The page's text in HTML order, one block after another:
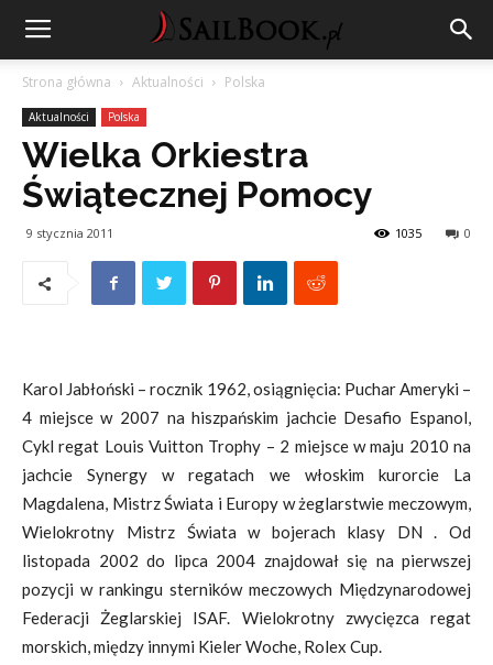
Strona główna Aktualności Polska
Aktualności Polska
Wielka Orkiestra
Świątecznej Pomocy
9 stycznia 2011 0
1035
Karol Jabłoński – rocznik 1962, osiągnięcia: Puchar Ameryki –
4 miejsce w 2007 na hiszpańskim jachcie Desafio Espanol,
Cykl regat Louis Vuitton Trophy – 2 miejsce w maju 2010 na
jachcie Synergy w regatach we włoskim kurorcie La
Magdalena, Mistrz Świata i Europy w żeglarstwie meczowym,
Wielokrotny Mistrz Świata w bojerach klasy DN . Od
listopada 2002 do lipca 2004 znajdował się na pierwszej
pozycji w rankingu sterników meczowych Międzynarodowej
Federacji Żeglarskiej ISAF. Wielokrotny zwycięzca regat
morskich, między innymi Kieler Woche, Rolex Cup.